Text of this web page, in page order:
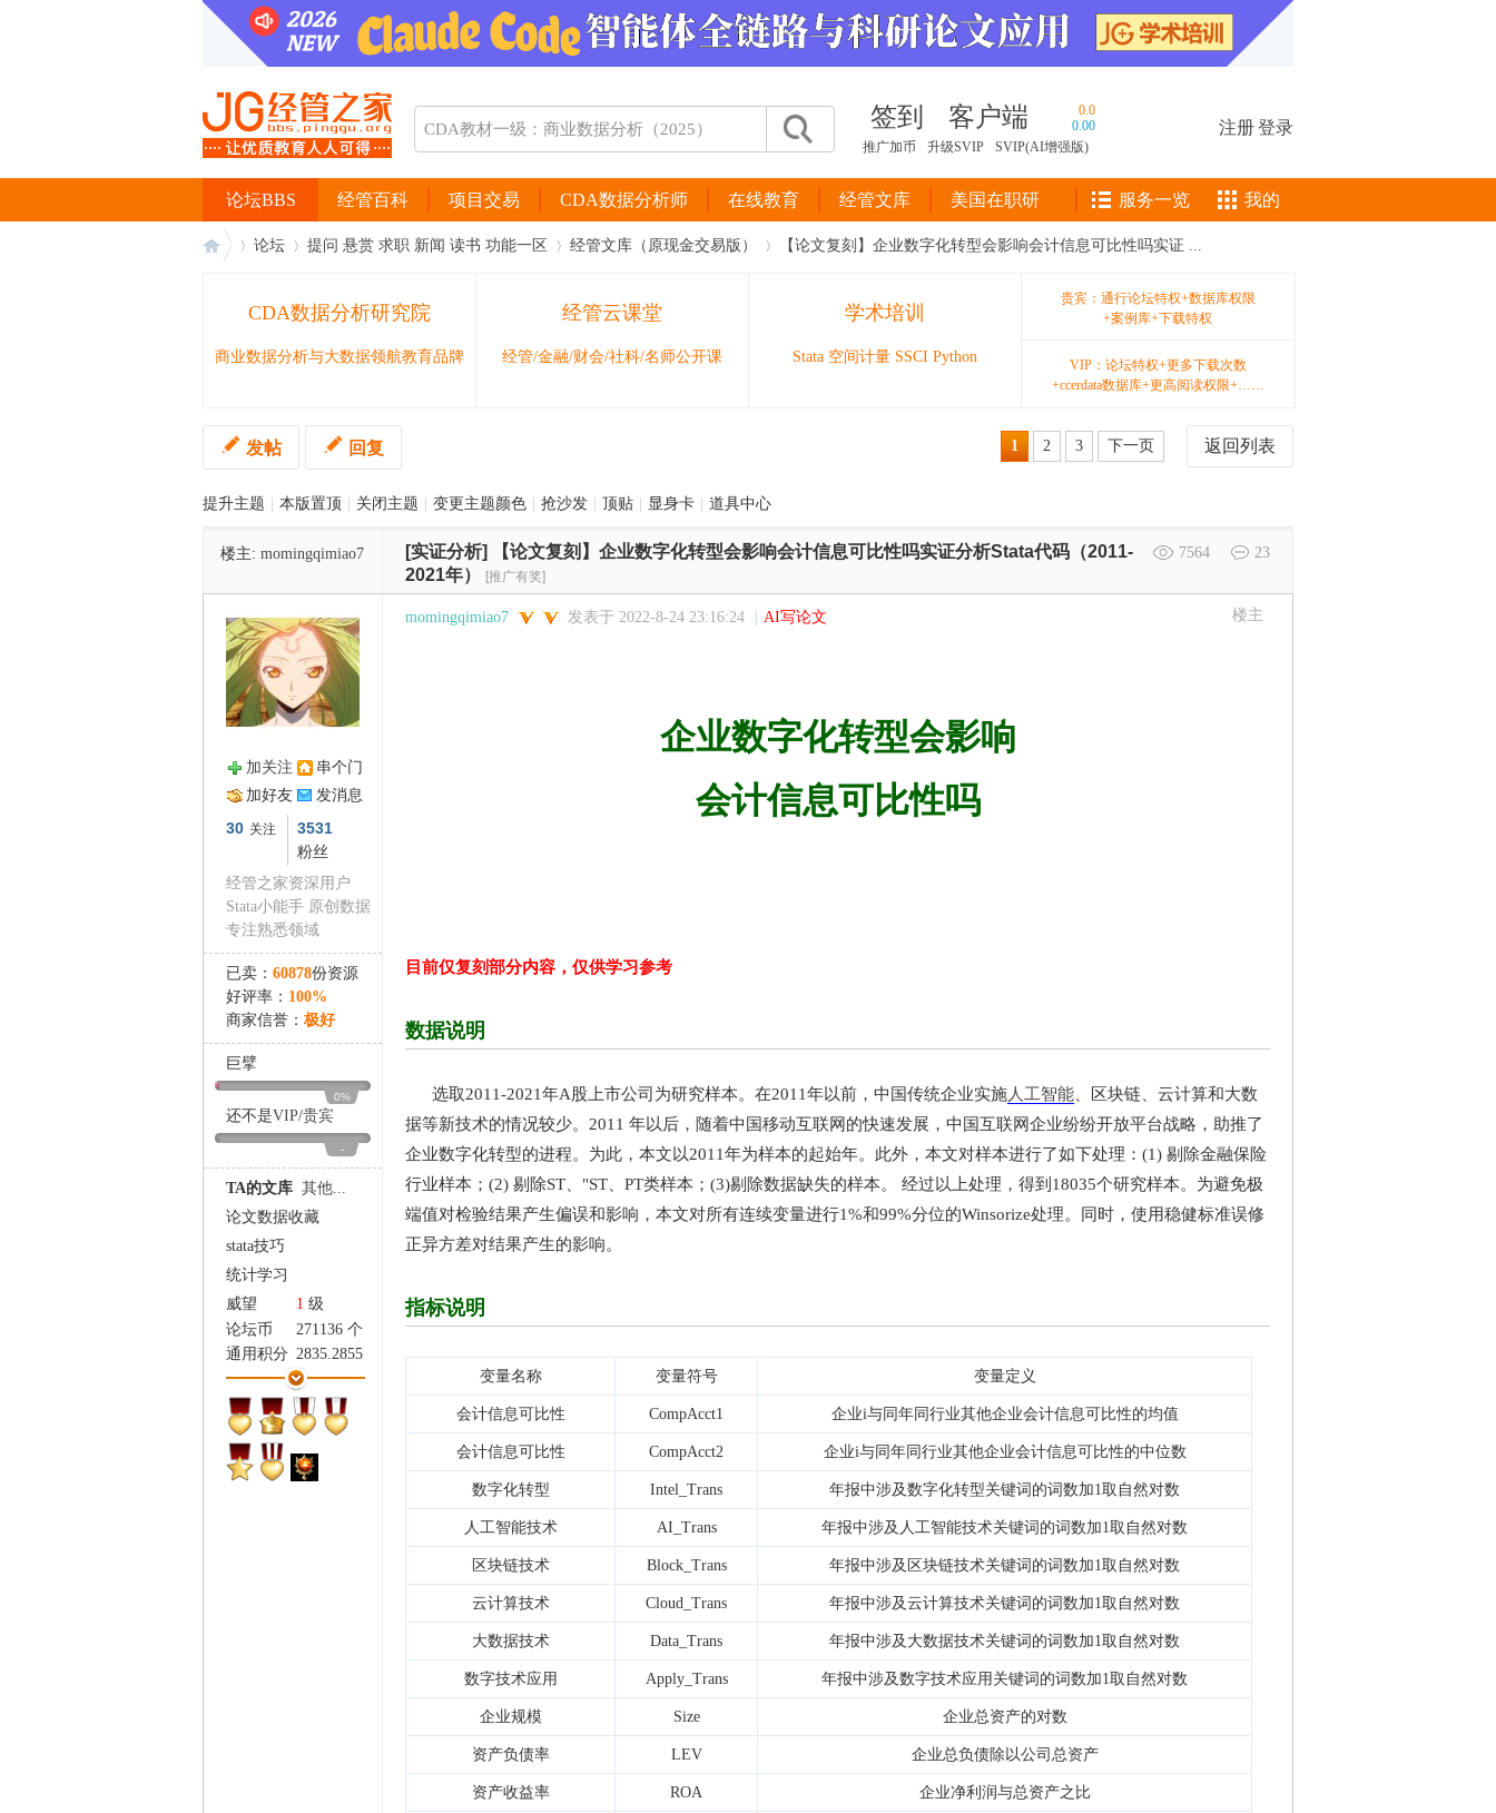
签到 客户端
0.0
0.00
推广加币
升级SVIP SVIP(AI增强版)
注册登录
经管百科 项目交易 CDA数据分析师 在线教育 经管文库 美国在职研
论坛BBS 服务一览 我的
论坛 提问 悬赏 求职 新闻 读书 功能一区 经管文库（原现金交易版） 【论文复刻】企业数字化转型会影响会计信息可比性吗实证 ...
CDA数据分析研究院
商业数据分析与大数据领航教育品牌
经管云课堂
经管/金融/财会/社科/名师公开课
学术培训
Stata 空间计量 SSCI Python
贵宾：通行论坛特权+数据库权限
+案例库+下载特权
VIP：论坛特权+更多下载次数
+ccerdata数据库+更高阅读权限+……
返回列表
1 2 3 下一页
发帖 回复
提升主题 本版置顶 关闭主题 变更主题颜色 抢沙发 顶贴 显身卡 道具中心
楼主: momingqimiao7 7564 23
[实证分析]
【论文复刻】企业数字化转型会影响会计信息可比性吗实证分析Stata代码（2011-
2021年）
[推广有奖]
加关注
串个门
加好友
发消息
30 关注 3531
粉丝
经管之家资深用户
Stata小能手 原创数据
专注熟悉领域
已卖： 60878份资源
好评率： 100%
商家信誉： 极好
巨擘
0%
还不是VIP/贵宾
-
TA的文库 其他...
论文数据收藏
stata技巧
统计学习
威望
1 级
论坛币
271136 个
通用积分 2835.2855
学术水平
3642 点
热心指数
3547 点
信用等级
3377 点
经验
485552 点
帖子
19336
楼主
momingqimiao7 发表于 2022-8-24 23:16:24 AI写论文
企业数字化转型会影响
会计信息可比性吗
目前仅复刻部分内容，仅供学习参考
数据说明
选取2011-2021年A股上市公司为研究样本。在2011年以前，中国传统企业实施人工智能 、区块链、云计算和大数
据等新技术的情况较少。2011 年以后，随着中国移动互联网的快速发展，中国互联网企业纷纷开放平台战略，助推了
企业数字化转型的进程。为此，本文以2011年为样本的起始年。此外，本文对样本进行了如下处理：(1) 剔除金融保险
行业样本；(2) 剔除ST、"ST、PT类样本；(3)剔除数据缺失的样本。 经过以上处理，得到18035个研究样本。为避免极
端值对检验结果产生偏误和影响，本文对所有连续变量进行1%和99%分位的Winsorize处理。同时，使用稳健标准误修
正异方差对结果产生的影响。
指标说明
变量名称 变量符号 变量定义
会计信息可比性 CompAcct1 企业i与同年同行业其他企业会计信息可比性的均值
会计信息可比性 CompAcct2 企业i与同年同行业其他企业会计信息可比性的中位数
数字化转型 Intel_Trans 年报中涉及数字化转型关键词的词数加1取自然对数
人工智能技术 AI_Trans 年报中涉及人工智能技术关键词的词数加1取自然对数
区块链技术 Block_Trans 年报中涉及区块链技术关键词的词数加1取自然对数
云计算技术 Cloud_Trans 年报中涉及云计算技术关键词的词数加1取自然对数
大数据技术 Data_Trans 年报中涉及大数据技术关键词的词数加1取自然对数
数字技术应用 Apply_Trans 年报中涉及数字技术应用关键词的词数加1取自然对数
企业规模 Size 企业总资产的对数
资产负债率 LEV 企业总负债除以公司总资产
资产收益率 ROA 企业净利润与总资产之比